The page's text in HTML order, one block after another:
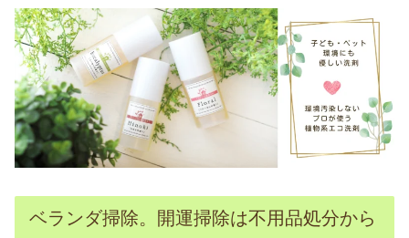
ベランダ掃除。開運掃除は不用品処分から